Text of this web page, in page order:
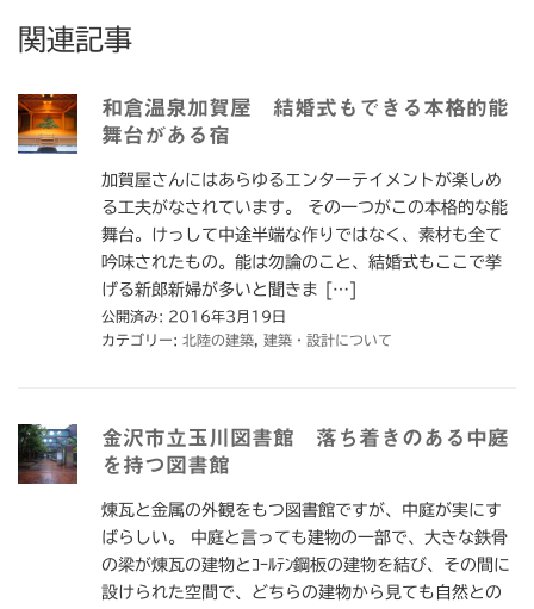
関連記事
和倉温泉加賀屋 結婚式もできる本格的能
舞台がある宿
加賀屋さんにはあらゆるエンターテイメントが楽しめ
る工夫がなされています。 その一つがこの本格的な能
舞台。けっして中途半端な作りではなく、素材も全て
吟味されたもの。能は勿論のこと、結婚式もここで挙
げる新郎新婦が多いと聞きま […]
公開済み: 2016年3月19日
カテゴリー: 北陸の建築 建築・設計について
金沢市立玉川図書館 落ち着きのある中庭
を持つ図書館
煉瓦と金属の外観をもつ図書館ですが、中庭が実にす
ばらしい。 中庭と言っても建物の一部で、大きな鉄骨
の梁が煉瓦の建物とｺｰﾙﾃﾝ鋼板の建物を結び、その間に
設けられた空間で、どちらの建物から見ても自然との